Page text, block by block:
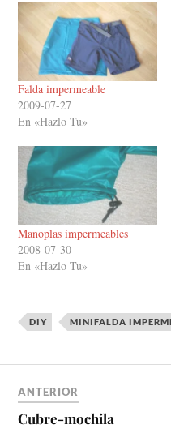
Falda impermeable
2009-07-27
En «Hazlo Tu»
Manoplas impermeables
2008-07-30
En «Hazlo Tu»
DIY MINIFALDA
ANTERIOR
Cubre-mochila